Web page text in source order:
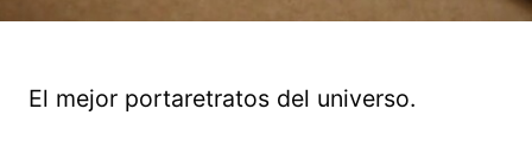
El mejor portaretratos del universo.